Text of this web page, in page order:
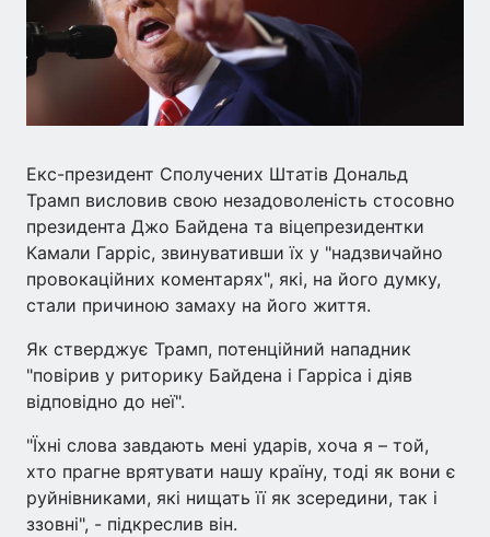
Екс-президент Сполучених Штатів Дональд
Трамп висловив свою незадоволеність стосовно
президента Джо Байдена та віцепрезидентки
Камали Гарріс, звинувативши їх у "надзвичайно
провокаційних коментарях", які, на його думку,
стали причиною замаху на його життя.
Як стверджує Трамп, потенційний нападник
"повірив у риторику Байдена і Гарріса і діяв
відповідно до неї".
"Їхні слова завдають мені ударів, хоча я – той,
хто прагне врятувати нашу країну, тоді як вони є
руйнівниками, які нищать її як зсередини, так і
ззовні", - підкреслив він.